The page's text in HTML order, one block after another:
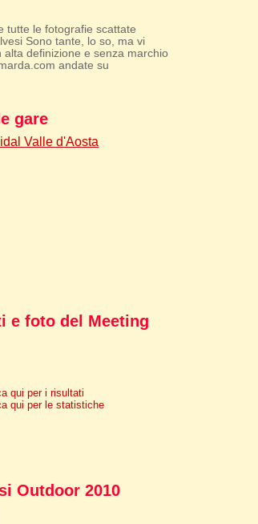
tutte le fotografie scattate
Sono tante, lo so, ma vi
definizione e senza marchio
andate su
gare
Valle d'Aosta
e foto del Meeting
qui per i risultati
qui per le statistiche
Outdoor 2010